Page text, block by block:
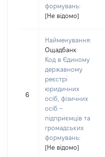
формувань:
[Не відомо]
6
Найменування:
Ощадбанк
Код в Єдиному
державному
реєстрі
юридичних
осіб, фізичних
осіб –
підприємців та
громадських
формувань:
[Не відомо]